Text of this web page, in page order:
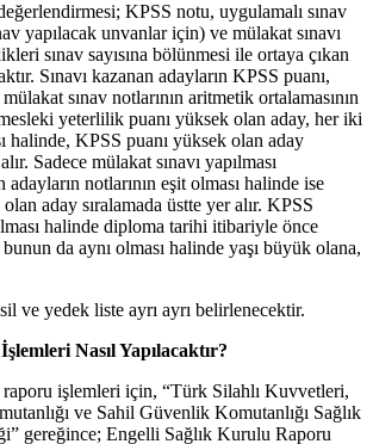
KPSS notu, uygulamalı sınav
yapılacak unvanlar için) ve mülakat sınavı
sınav sayısına bölünmesi ile ortaya çıkan
Sınavı kazanan adayların KPSS puanı,
sınav notlarının aritmetik ortalamasının
yeterlilik puanı yüksek olan aday, her iki
halinde, KPSS puanı yüksek olan aday
Sadece mülakat sınavı yapılması
notlarının eşit olması halinde ise
aday sıralamada üstte yer alır. KPSS
halinde diploma tarihi itibariyle önce
da aynı olması halinde yaşı büyük olana,
ve yedek liste ayrı ayrı belirlenecektir.
Nasıl Yapılacaktır?
raporu işlemleri için, “Türk Silahlı Kuvvetleri,
ve Sahil Güvenlik Komutanlığı Sağlık
gereğince; Engelli Sağlık Kurulu Raporu